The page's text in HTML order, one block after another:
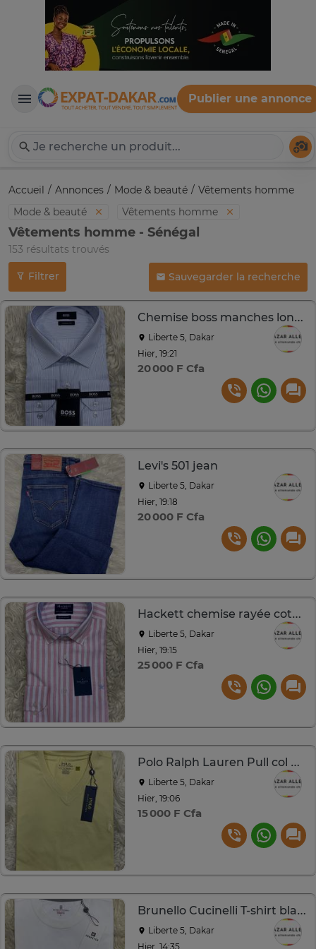
Expat-Dakar
Publier une annonce
Accueil Annonces Mode & beauté
Vêtements homme
Mode & beauté
Vêtements homme
Vêtements homme - Sénégal
153 résultats trouvés
Filtrer Sauvegarder la recherche
Chemise boss manches longues
Liberte 5, Dakar
Hier, 19:21
20 000 F Cfa
Levi's 501 jean
Liberte 5, Dakar
Hier, 19:18
20 000 F Cfa
Hackett chemise rayée coton
Liberte 5, Dakar
Hier, 19:15
25 000 F Cfa
Polo Ralph Lauren Pull col V Jaune clair
Liberte 5, Dakar
Hier, 19:06
15 000 F Cfa
Brunello Cucinelli T-shirt blanc coton
Liberte 5, Dakar
Hier, 14:35